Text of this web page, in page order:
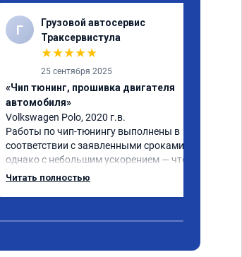
Г
Грузовой автосервис
Траксервистула
★★★★★
25 сентября 2025
«Чип тюнинг, прошивка двигателя
автомобиля»
Volkswagen Polo, 2020 г.в.
Работы по чип-тюнингу выполнены в
соответствии с заявленными сроками,
однако с небольшим ускорением — что
является положительным моментом!
Читать полностью